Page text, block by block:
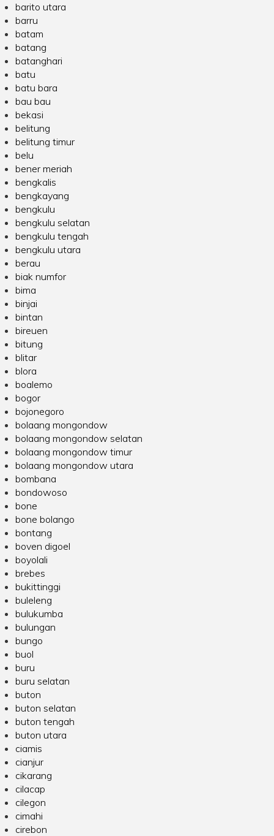
barito utara
barru
batam
batang
batanghari
batu
batu bara
bau bau
bekasi
belitung
belitung timur
belu
bener meriah
bengkalis
bengkayang
bengkulu
bengkulu selatan
bengkulu tengah
bengkulu utara
berau
biak numfor
bima
binjai
bintan
bireuen
bitung
blitar
blora
boalemo
bogor
bojonegoro
bolaang mongondow
bolaang mongondow selatan
bolaang mongondow timur
bolaang mongondow utara
bombana
bondowoso
bone
bone bolango
bontang
boven digoel
boyolali
brebes
bukittinggi
buleleng
bulukumba
bulungan
bungo
buol
buru
buru selatan
buton
buton selatan
buton tengah
buton utara
ciamis
cianjur
cikarang
cilacap
cilegon
cimahi
cirebon